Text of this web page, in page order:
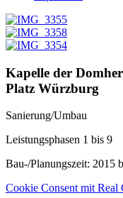
Kapelle der
Platz Würzburg
Sanierung/Umbau
Leistungsphasen 1 bis 9
Bau-/Planungszeit: 2015
Cookie Consent mit Real